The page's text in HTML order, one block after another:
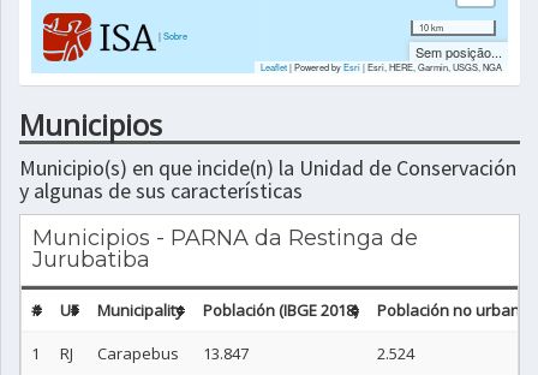
|Sobre
10 km
Sem posição...
Leaflet| Powered byEsri|Esri, HERE, Garmin, USGS, NGA
Municipios
Municipio(s) en que incide(n) la Unidad de Conservación
y algunas de sus características
Municipios - PARNA da Restinga de
Jurubatiba
# UF Municipality Población (IBGE 2018)
Población no urbana
1
RJ Carapebus 13.847 2.524